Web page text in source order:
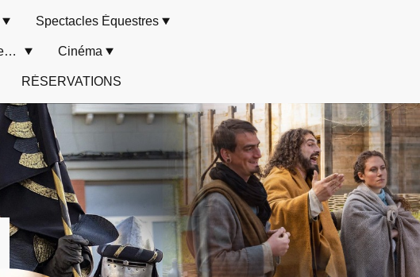
Spectacles Équestres
Animations pédagogiques & ludiques Cinéma
RÉSERVATIONS